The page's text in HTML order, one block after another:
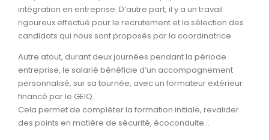
intégration en entreprise. D’autre part, il y a un travail
rigoureux effectué pour le recrutement et la sélection des
candidats qui nous sont proposés par la coordinatrice.
Autre atout, durant deux journées pendant la période
entreprise, le salarié bénéficie d’un accompagnement
personnalisé, sur sa tournée, avec un formateur extérieur
financé par le GEIQ.
Cela permet de compléter la formation initiale, revalider
des points en matière de sécurité, écoconduite…